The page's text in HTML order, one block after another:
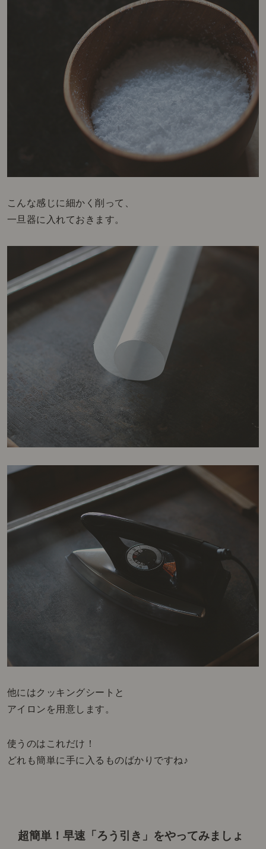
こんな感じに細かく削って、
一旦器に入れておきます。
他にはクッキングシートと
アイロンを用意します。
使うのはこれだけ！
どれも簡単に手に入るものばかりですね♪
超簡単！早速「ろう引き」をやってみましょ